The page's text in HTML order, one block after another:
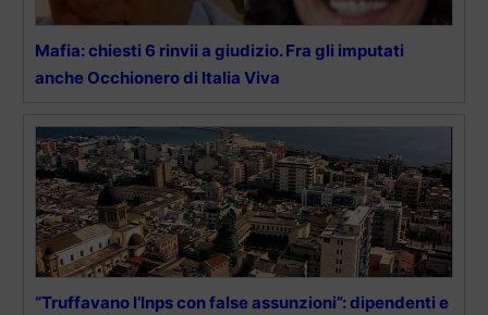
Mafia: chiesti 6 rinvii a giudizio. Fra gli imputati
anche Occhionero di Italia Viva
“Truffavano l’Inps con false assunzioni”: dipendenti e